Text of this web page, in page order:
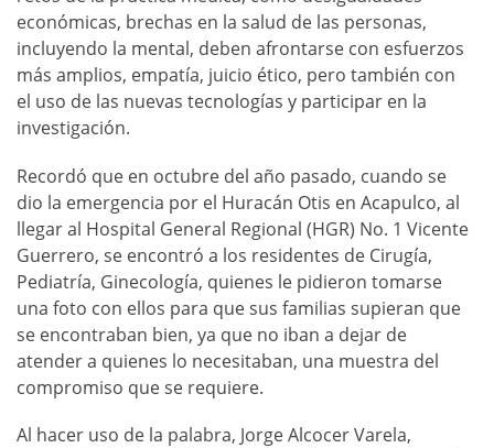
económicas, brechas en la salud de las personas,
incluyendo la mental, deben afrontarse con esfuerzos
más amplios, empatía, juicio ético, pero también con
el uso de las nuevas tecnologías y participar en la
investigación.
Recordó que en octubre del año pasado, cuando se
dio la emergencia por el Huracán Otis en Acapulco, al
llegar al Hospital General Regional (HGR) No. 1 Vicente
Guerrero, se encontró a los residentes de Cirugía,
Pediatría, Ginecología, quienes le pidieron tomarse
una foto con ellos para que sus familias supieran que
se encontraban bien, ya que no iban a dejar de
atender a quienes lo necesitaban, una muestra del
compromiso que se requiere.
Al hacer uso de la palabra, Jorge Alcocer Varela,